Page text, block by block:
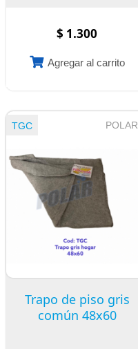
$ 1.300
Agregar al carrito
Trapo de piso gris
común 48x60
TGC POLAR